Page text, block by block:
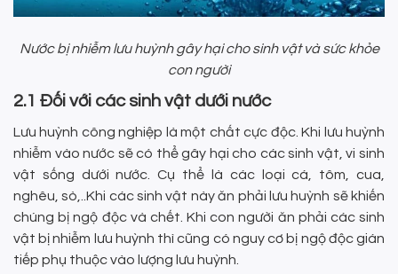
Nước bị nhiễm lưu huỳnh gây hại cho sinh vật và sức khỏe
con người
2.1 Đối với các sinh vật dưới nước
Lưu huỳnh công nghiệp là một chất cực độc. Khi lưu huỳnh
nhiễm vào nước sẽ có thể gây hại cho các sinh vật, vi sinh
vật sống dưới nước. Cụ thể là các loại cá, tôm, cua,
nghêu, sò,..Khi các sinh vật này ăn phải lưu huỳnh sẽ khiến
chúng bị ngộ độc và chết. Khi con người ăn phải các sinh
vật bị nhiễm lưu huỳnh thì cũng có nguy cơ bị ngộ độc gián
tiếp phụ thuộc vào lượng lưu huỳnh.